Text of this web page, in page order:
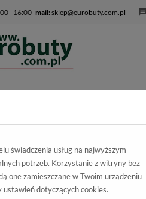
- 16:00 mail:sklep@eurobuty.com.pl
świadczenia usług na najwyższym
potrzeb. Korzystanie z witryny bez
one zamieszczane w Twoim urządzeniu
ustawień dotyczących cookies.